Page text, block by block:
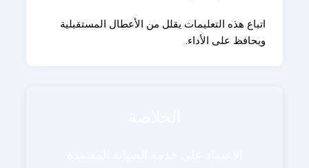
اتباع هذه التعليمات يقلل من الأعطال المستقبلية
ويحافظ على الأداء.